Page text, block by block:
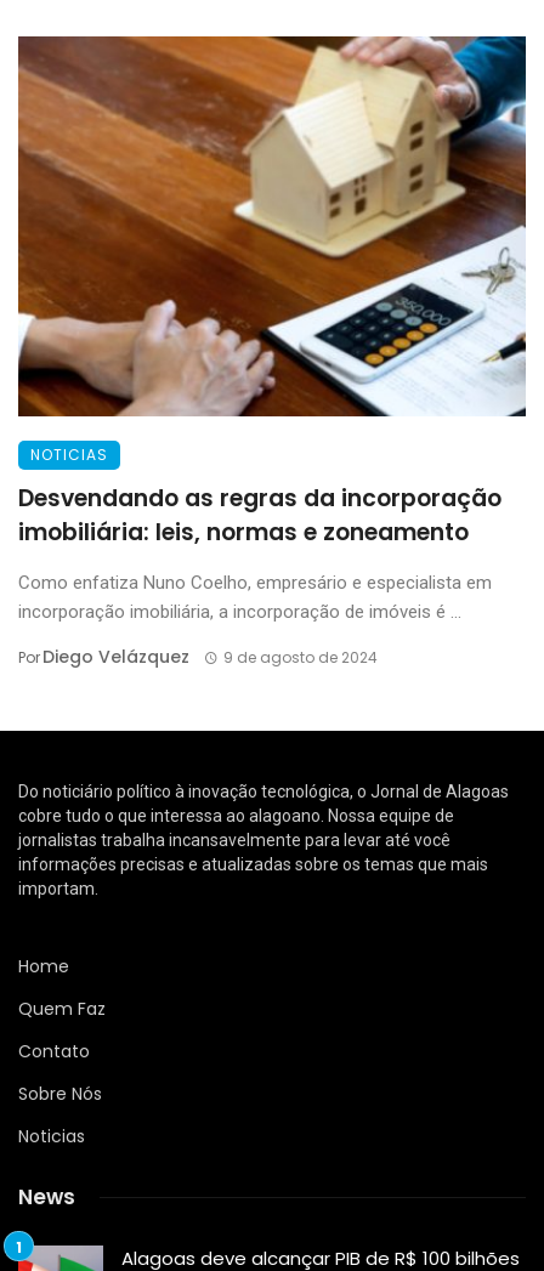
NOTICIAS
Desvendando as regras da incorporação
imobiliária: leis, normas e zoneamento
Como enfatiza Nuno Coelho, empresário e especialista em
incorporação imobiliária, a incorporação de imóveis é ...
PorDiego Velázquez 9 de agosto de 2024
Do noticiário político à inovação tecnológica, o Jornal de Alagoas
cobre tudo o que interessa ao alagoano. Nossa equipe de
jornalistas trabalha incansavelmente para levar até você
informações precisas e atualizadas sobre os temas que mais
importam.
Home
Quem Faz
Contato
Sobre Nós
Noticias
News
Alagoas deve alcançar PIB de R$ 100 bilhões